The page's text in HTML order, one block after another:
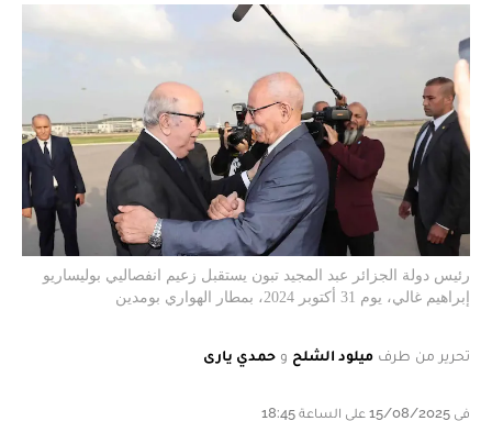
رئيس دولة الجزائر عبد المجيد تبون يستقبل زعيم انفصاليي بوليساريو
إبراهيم غالي، يوم 31 أكتوبر 2024، بمطار الهواري بومدين
تحرير من طرف ميلود الشلح و حمدي يارى
في 15/08/2025 على الساعة 18:45